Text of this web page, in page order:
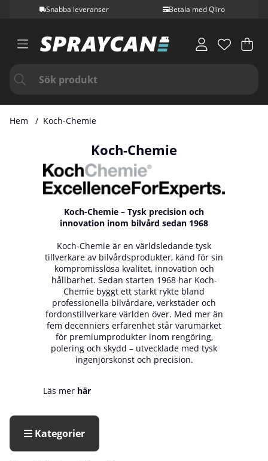
Snabba leveranser Betala med Qliro
.
Hem Koch-Chemie
Koch-Chemie
Koch-Chemie – Tysk precision och
innovation inom bilvård sedan 1968
Koch-Chemie är en världsledande tysk
tillverkare av bilvårdsprodukter, känd för sin
kompromisslösa kvalitet, innovation och
hållbarhet. Sedan starten 1968 har Koch-
Chemie byggt ett starkt rykte bland
professionella bilvårdare, verkstäder och
fordonstillverkare världen över. Med mer än
fem decenniers erfarenhet står varumärket
för premiumprodukter inom rengöring,
polering och skydd – utvecklade med tysk
ingenjörskonst och precision.
Läs mer här
Kategorier